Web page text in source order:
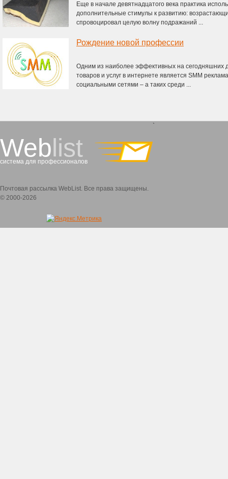
Еще в начале девятнадцатого века практика
дополнительные стимулы к развитию:
спровоцировал целую волну подражаний ...
Рождение новой профессии
Одним из наиболее эффективных на сегодняшних
товаров и услуг в интернете является SMM
социальными сетями – а таких среди ...
Weblist
система для профессионалов
`
Почтовая рассылка WebList. Все права защищены.
© 2000-2026